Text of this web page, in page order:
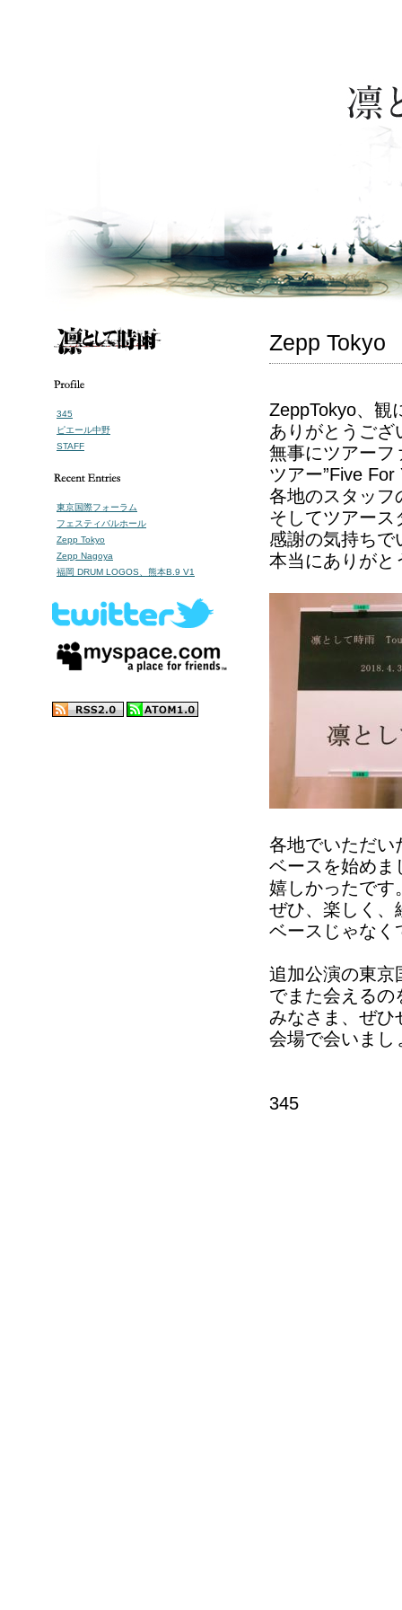
345
ピエール中野
STAFF
東京国際フォーラム
フェスティバルホール
Zepp Tokyo
Zepp Nagoya
福岡 DRUM LOGOS、熊本B.9 V1
Zepp Tokyo
ZeppTokyo、観
ありがとうござ
無事にツアーフ
ツアー”Five
各地のスタッフ
そしてツアース
感謝の気持ちで
本当にありがと
各地でいただい
ベースを始めま
嬉しかったです
ぜひ、楽しく、
ベースじゃなく
追加公演の東京
でまた会えるの
みなさま、ぜひ
会場で会いまし
345